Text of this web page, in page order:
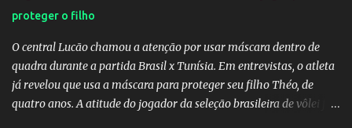
proteger o filho
O central Lucão chamou a atenção por usar máscara dentro de
quadra durante a partida Brasil x Tunísia. Em entrevistas, o atleta
já revelou que usa a máscara para proteger seu filho Théo, de
quatro anos. A atitude do jogador da seleção brasileira de vôlei foi